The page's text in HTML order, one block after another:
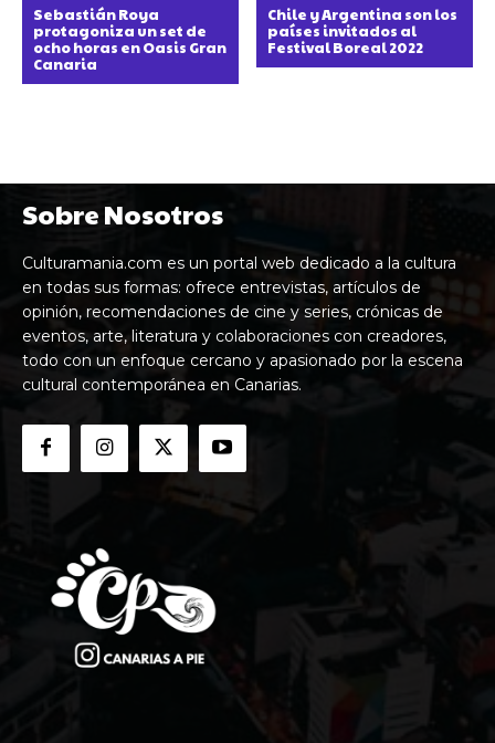
Sebastián Roya
protagoniza un set de
ocho horas en Oasis Gran
Canaria
Chile y Argentina son los
países invitados al
Festival Boreal 2022
Sobre Nosotros
Culturamania.com es un portal web dedicado a la cultura
en todas sus formas: ofrece entrevistas, artículos de
opinión, recomendaciones de cine y series, crónicas de
eventos, arte, literatura y colaboraciones con creadores,
todo con un enfoque cercano y apasionado por la escena
cultural contemporánea en Canarias.